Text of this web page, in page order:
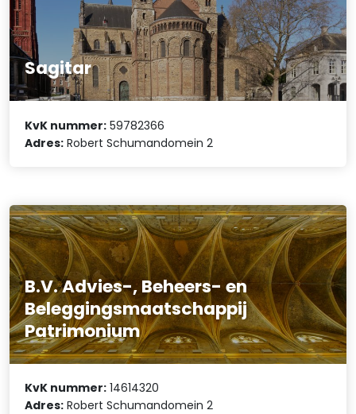
Sagitar
KvK nummer: 59782366
Adres: Robert Schumandomein 2
B.V. Advies-, Beheers- en
Beleggingsmaatschappij
Patrimonium
KvK nummer: 14614320
Adres: Robert Schumandomein 2